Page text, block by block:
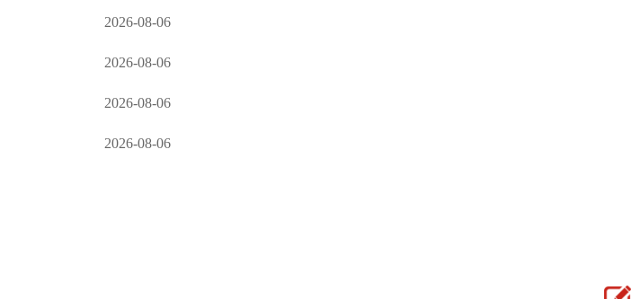
2026-08-06
2026-08-06
2026-08-06
2026-08-06